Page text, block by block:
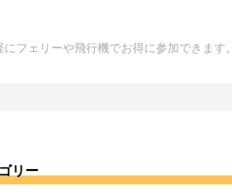
フェリーや飛行機でお得に参加できます。
リー